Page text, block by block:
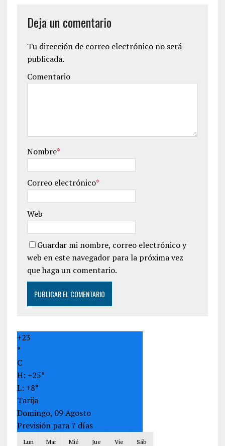
Deja un comentario
Tu dirección de correo electrónico no será
publicada.
Comentario
Nombre*
Correo electrónico*
Web
Guardar mi nombre, correo electrónico y
web en este navegador para la próxima vez
que haga un comentario.
+23
°
C
H: +25°
L: +8°
Tarija
Domingo, 09 Agosto
Previsión para 7 días
Lun Mar Mié Jue Vie Sáb